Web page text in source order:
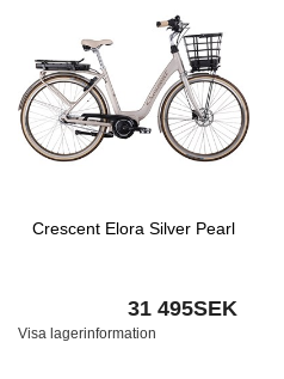
Crescent Elora Silver Pearl
31 495SEK
Visa lagerinformation